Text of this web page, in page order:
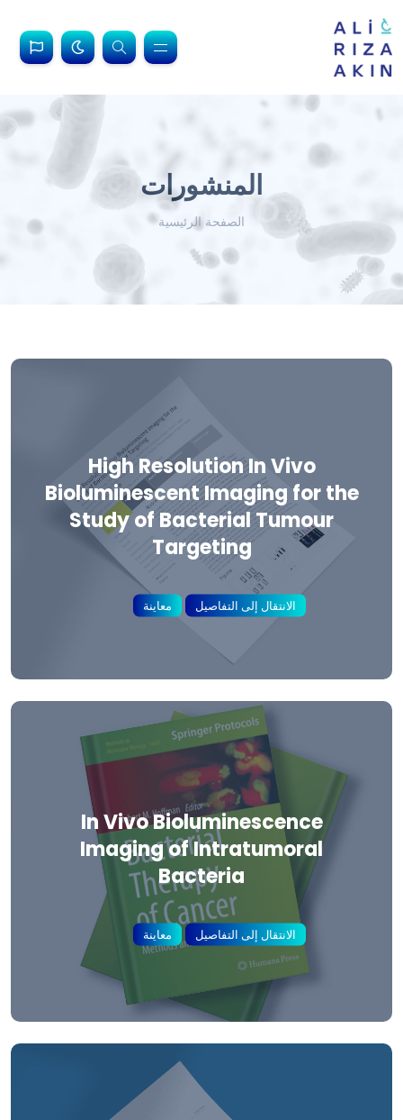
المنشورات
الصفحة الرئيسية
High Resolution In Vivo
Bioluminescent Imaging for the
Study of Bacterial Tumour
Targeting
معاينة الانتقال إلى التفاصيل
In Vivo Bioluminescence
Imaging of Intratumoral
Bacteria
معاينة الانتقال إلى التفاصيل